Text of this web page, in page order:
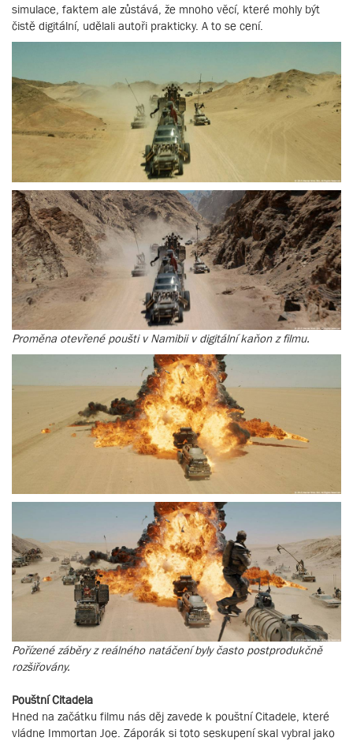
simulace, faktem ale zůstává, že mnoho věcí, které mohly být
čistě digitální, udělali autoři prakticky. A to se cení.
Proměna otevřené poušti v Namibii v digitální kaňon z filmu.
Pořízené záběry z reálného natáčení byly často postprodukčně
rozšiřovány.
Pouštní Citadela
Hned na začátku filmu nás děj zavede k pouštní Citadele, které
vládne Immortan Joe. Záporák si toto seskupení skal vybral jako